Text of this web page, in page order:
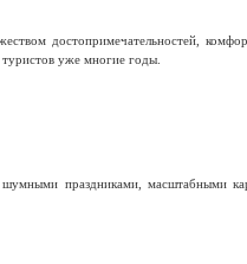
достопримечательностей,
уже многие годы.
праздниками, масштабными